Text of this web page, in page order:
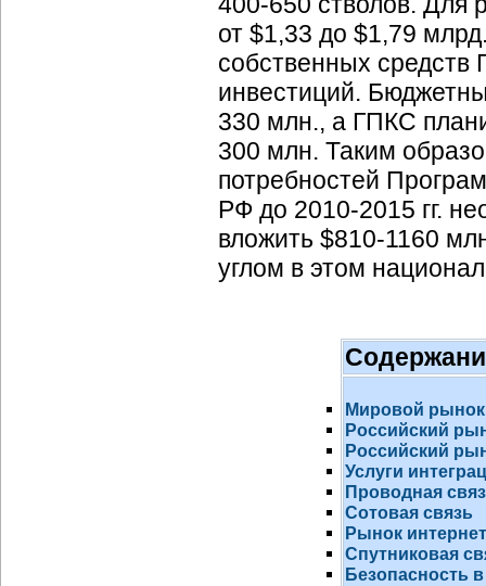
от $1,33 до $1,79
собственных средств
инвестиций.
330 млн., а ГПКС
300 млн. Таким
потребностей
РФ до 2010-2015 гг.
вложить $810-1160
углом в этом
Мировой рынок
Российский
Российский
Услуги
Проводная
Сотовая связь
Рынок
Спутниковая
Безопасность